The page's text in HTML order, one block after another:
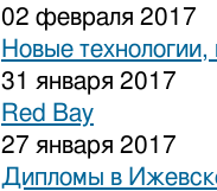
02 февраля 2017
Новые
31 января 2017
Red Bay
27 января 2017
Дипломы в